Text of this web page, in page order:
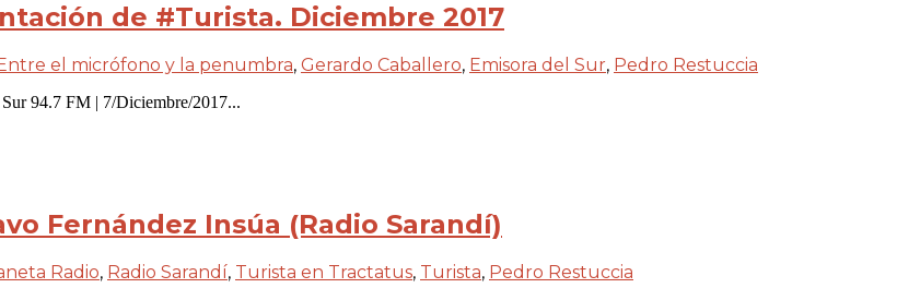
de #Turista. Diciembre 2017
Entre el micrófono y la penumbra, Gerardo Caballero, Emisora del Sur, Pedro Restuccia
94.7 FM | 7/Diciembre/2017...
Fernández Insúa (Radio Sarandí)
Radio, Radio Sarandí, Turista en Tractatus, Turista, Pedro Restuccia